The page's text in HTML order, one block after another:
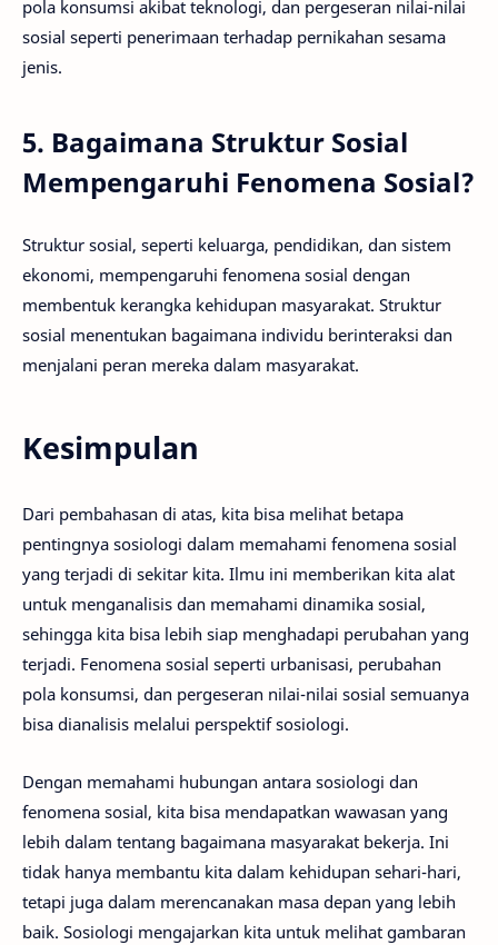
pola konsumsi akibat teknologi, dan pergeseran nilai-nilai
sosial seperti penerimaan terhadap pernikahan sesama
jenis.
5. Bagaimana Struktur Sosial
Mempengaruhi Fenomena Sosial?
Struktur sosial, seperti keluarga, pendidikan, dan sistem
ekonomi, mempengaruhi fenomena sosial dengan
membentuk kerangka kehidupan masyarakat. Struktur
sosial menentukan bagaimana individu berinteraksi dan
menjalani peran mereka dalam masyarakat.
Kesimpulan
Dari pembahasan di atas, kita bisa melihat betapa
pentingnya sosiologi dalam memahami fenomena sosial
yang terjadi di sekitar kita. Ilmu ini memberikan kita alat
untuk menganalisis dan memahami dinamika sosial,
sehingga kita bisa lebih siap menghadapi perubahan yang
terjadi. Fenomena sosial seperti urbanisasi, perubahan
pola konsumsi, dan pergeseran nilai-nilai sosial semuanya
bisa dianalisis melalui perspektif sosiologi.
Dengan memahami hubungan antara sosiologi dan
fenomena sosial, kita bisa mendapatkan wawasan yang
lebih dalam tentang bagaimana masyarakat bekerja. Ini
tidak hanya membantu kita dalam kehidupan sehari-hari,
tetapi juga dalam merencanakan masa depan yang lebih
baik. Sosiologi mengajarkan kita untuk melihat gambaran